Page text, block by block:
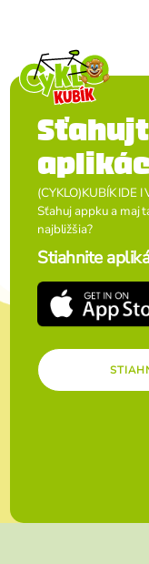
(CYKLO)KUBÍK IDE I
Sťahuj appku a maj
najbližšia?
Stiahnite